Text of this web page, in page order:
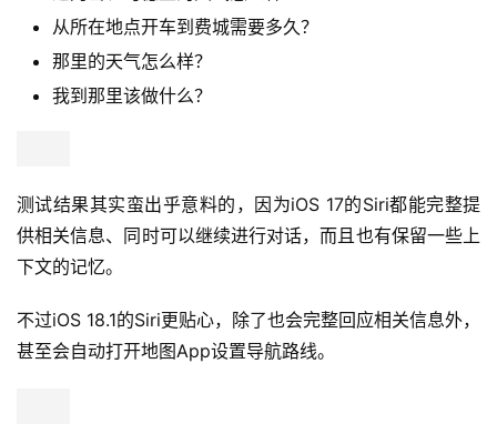
从所在地点开车到费城需要多久？
那里的天气怎么样？
我到那里该做什么？
测试结果其实蛮出乎意料的，因为iOS 17的Siri都能完整提
供相关信息、同时可以继续进行对话，而且也有保留一些上
下文的记忆。
不过iOS 18.1的Siri更贴心，除了也会完整回应相关信息外，
甚至会自动打开地图App设置导航路线。